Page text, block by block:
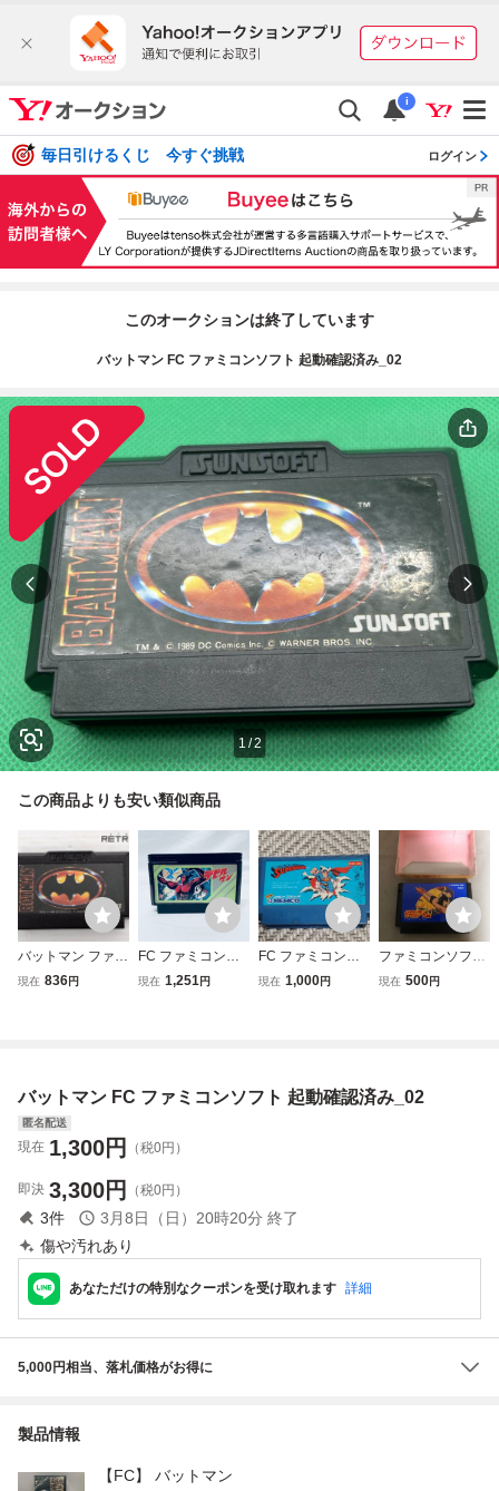
i
毎日引けるくじ 今すぐ挑戦 ログイン
このオークションは終了しています
バットマン FC ファミコンソフト 起動確認済み_02
1/2
この商品よりも安い類似商品
バットマン ファミ
コン FC
現在 836円
FC ファミコンソ
フト デビルマン
現在 1,251円
FC ファミコンカ
セット スーパーマ
現在 1,000円
ファミコンソフト
FC ファミコン 鉄
現在 500円
バットマン FC ファミコンソフト 起動確認済み_02
匿名配送
現在 1,300円 （税0円）
即決 3,300円 （税0円）
3件 3月8日（日）20時20分 終了
傷や汚れあり
あなただけの特別なクーポンを受け取れます 詳細
5,000円相当、落札価格がお得に
製品情報
【FC】 バットマン